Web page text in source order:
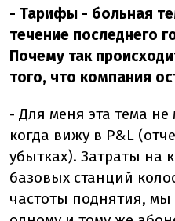
- Тарифы - больная
течение последнего
Почему так
того, что компания
- Для меня эта тема
когда вижу в P&L
убытках). Затраты на
базовых станций
частоты поднятия,